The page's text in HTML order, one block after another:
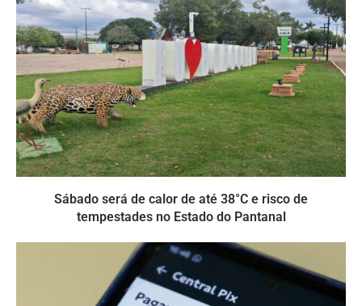
Sábado será de calor de até 38°C e risco de
tempestades no Estado do Pantanal